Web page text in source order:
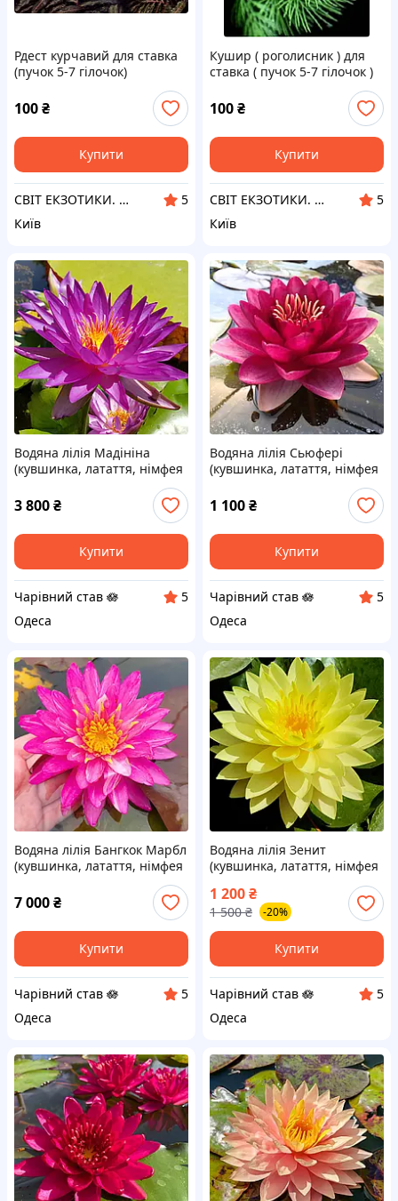
Рдест курчавий для ставка
(пучок 5-7 гілочок)
100₴
Купити
СВІТ ЕКЗОТИКИ. Акваріуми від виробника,обладнання, рослини, рибки та ін. Рослини для водойми.
5
Київ
Кушир ( роголисник ) для
ставка ( пучок 5-7 гілочок )
100₴
Купити
СВІТ ЕКЗОТИКИ. Акваріуми від виробника,обладнання, рослини, рибки та ін. Рослини для водойми.
5
Київ
Водяна лілія Мадініна
(кувшинка, латаття, німфея
Madinina) Дорослий кущ
3 800₴
Купити
Чарівний став 🪷
5
Одеса
Водяна лілія Сьюфері
(кувшинка, латаття, німфея
1 100₴
Купити
Чарівний став 🪷
5
Одеса
Водяна лілія Бангкок Марбл
(кувшинка, латаття, німфея
Bangkok Marble) Дорослий
кущ
7 000₴
Купити
Чарівний став 🪷
5
Одеса
Водяна лілія Зенит
(кувшинка, латаття, німфея
1 200₴
1 500 ₴ -20%
Купити
Чарівний став 🪷
5
Одеса